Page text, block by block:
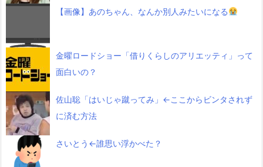
【画像】あのちゃん、なんか別人みたいになる
金曜ロードショー「借りくらしのアリエッティ」って
面白いの？
佐山聡「はいじゃ蹴ってみ」←ここからビンタされず
に済む方法
さいとう←誰思い浮かべた？